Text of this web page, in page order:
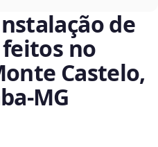
de
no
Castelo,